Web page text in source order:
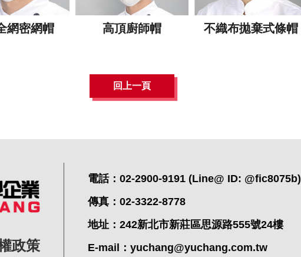
網密網帽 高頂廚師帽 不織布拋棄式條帽
回上一頁
政策
電話：02-2900-9191 (Line@ ID: @fic8075b)
傳真：02-3322-8778
地址：242新北市新莊區思源路555號24樓
E-mail： yuchang@yuchang.com.tw